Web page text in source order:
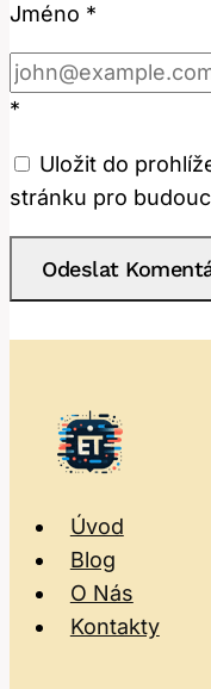
Jméno *
*
Uložit do
stránku pro
Úvod
Blog
O Nás
Kontakty